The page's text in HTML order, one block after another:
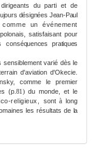
du parti et de
désignées Jean-Paul
comme un événement
satisfaisant pour
consé­quences pratiques
sensiblement varié dès le
d'aviation d'Okecie.
commele premier
(p.81) du monde, et le
religieux, sontàlong
les résultatsde la